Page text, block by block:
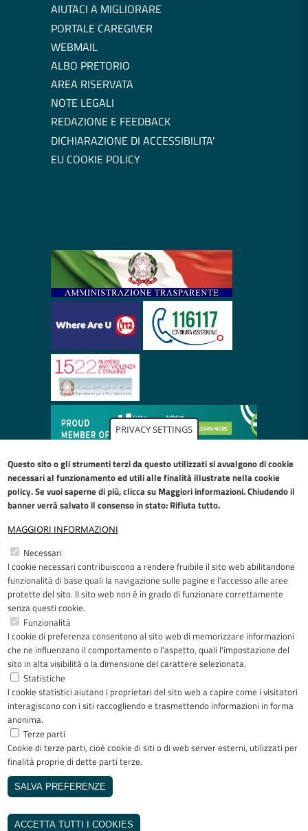
PRIVACY SETTINGS
Questo sito o gli strumenti terzi da questo utilizzati si avvalgono di cookie
necessari al funzionamento ed utili alle finalità illustrate nellacookie
policy. Se vuoi saperne di più, clicca su Maggiori informazioni. Chiudendo il
banner verrà salvato il consenso in stato: Rifiuta tutto.
MAGGIORI INFORMAZIONI
Necessari
I cookie necessari contribuiscono a rendere fruibile il sito web abilitandone
funzionalità di base quali la navigazione sulle pagine e l'accesso alle aree
protette del sito. Il sito web non è in grado di funzionare correttamente
senza questi cookie.
Funzionalità
I cookie di preferenza consentono al sito web di memorizzare informazioni
che ne influenzano il comportamento o l'aspetto, quali l'impostazione del
sito in alta visibilità o la dimensione del carattere selezionata.
Statistiche
I cookie statistici aiutano i proprietari del sito web a capire come i visitatori
interagiscono con i siti raccogliendo e trasmettendo informazioni in forma
anonima.
Terze parti
Cookie di terze parti, cioè cookie di siti o di web server esterni, utilizzati per
finalità proprie di dette parti terze.
SALVA PREFERENZE
ACCETTA TUTTI I COOKIES
AIUTACI A MIGLIORARE
PORTALE CAREGIVER
WEBMAIL
ALBO PRETORIO
AREA RISERVATA
NOTE LEGALI
REDAZIONE E FEEDBACK
DICHIARAZIONE DI ACCESSIBILITA'
EU COOKIE POLICY
Restiamo in contatto
FacebookYouTubeLinkedInInstagram
Riconoscimenti
Copyright © 2005-2023 - ASST Papa
Giovanni XXIII - Piazza OMS 1 24127
Bergamo - Tutti i diritti riservati